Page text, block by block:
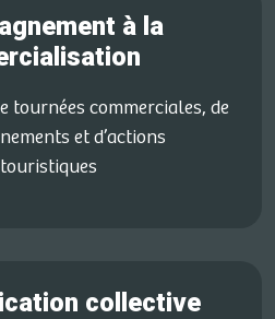
à la
tournées commerciales, de
et d’actions
collective